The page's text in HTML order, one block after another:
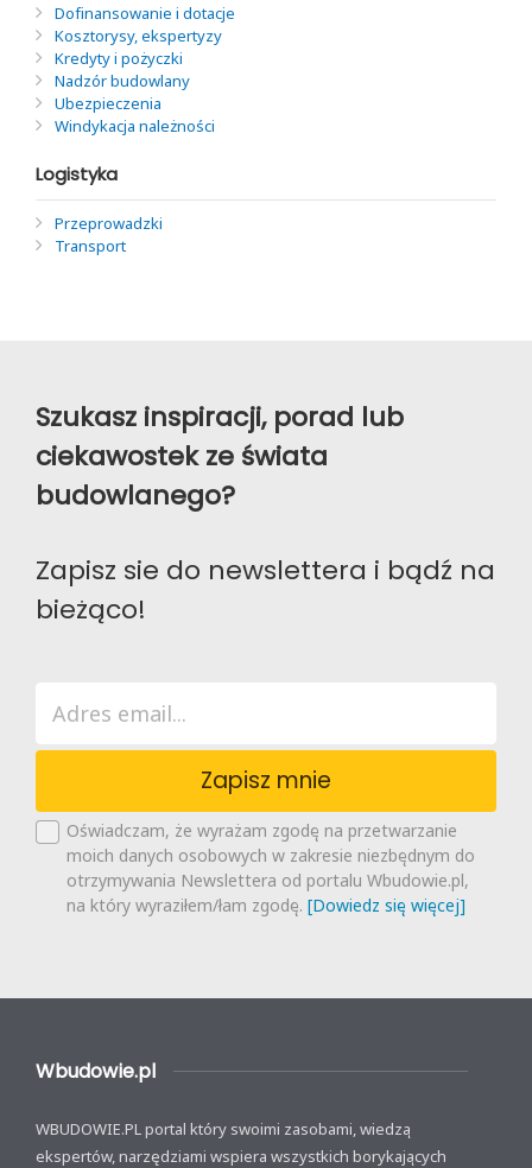
Dofinansowanie i dotacje
Kosztorysy, ekspertyzy
Kredyty i pożyczki
Nadzór budowlany
Ubezpieczenia
Windykacja należności
Logistyka
Przeprowadzki
Transport
Szukasz inspiracji, porad lub
ciekawostek ze świata
budowlanego?
Zapisz sie do newslettera i bądź na
bieżąco!
Zapisz mnie
Oświadczam, że wyrażam zgodę na przetwarzanie
moich danych osobowych w zakresie niezbędnym do
otrzymywania Newslettera od portalu Wbudowie.pl,
na który wyraziłem/łam zgodę. [Dowiedz się więcej]
Wbudowie.pl
WBUDOWIE.PL portal który swoimi zasobami, wiedzą
ekspertów, narzędziami wspiera wszystkich borykających